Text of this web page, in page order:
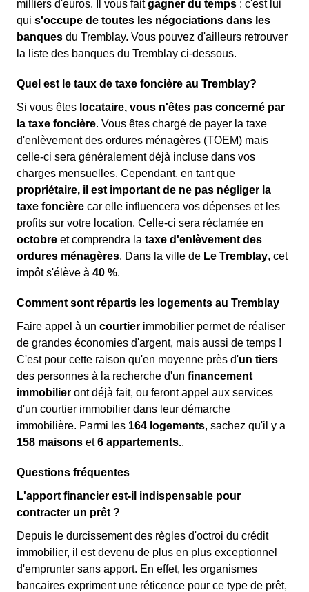
milliers d'euros. Il vous faitgagner du temps : c'est lui
qui s'occupe de toutes les négociations dans les
banques du Tremblay. Vous pouvez d'ailleurs retrouver
la liste des banques du Tremblay ci-dessous.
Quel est le taux de taxe foncière au Tremblay?
Si vous êtes locataire, vous n'êtes pas concerné par
la taxe foncière. Vous êtes chargé de payer la taxe
d'enlèvement des ordures ménagères (TOEM) mais
celle-ci sera généralement déjà incluse dans vos
charges mensuelles. Cependant, en tant que
propriétaire, il est important de ne pas négliger la
taxe foncière car elle influencera vos dépenses et les
profits sur votre location. Celle-ci sera réclamée en
octobre et comprendra la taxe d'enlèvement des
ordures ménagères. Dans la ville de Le Tremblay, cet
impôt s'élève à 40 %.
Comment sont répartis les logements au Tremblay
Faire appel à un courtier immobilier permet de réaliser
de grandes économies d'argent, mais aussi de temps !
C'est pour cette raison qu'en moyenne près d'un tiers
des personnes à la recherche d'un financement
immobilier ont déjà fait, ou feront appel aux services
d'un courtier immobilier dans leur démarche
immobilière. Parmi les 164 logements, sachez qu'il y a
158 maisons et6 appartements..
Questions fréquentes
L'apport financier est-il indispensable pour
contracter un prêt ?
Depuis le durcissement des règles d'octroi du crédit
immobilier, il est devenu de plus en plus exceptionnel
d'emprunter sans apport. En effet, les organismes
bancaires expriment une réticence pour ce type de prêt,